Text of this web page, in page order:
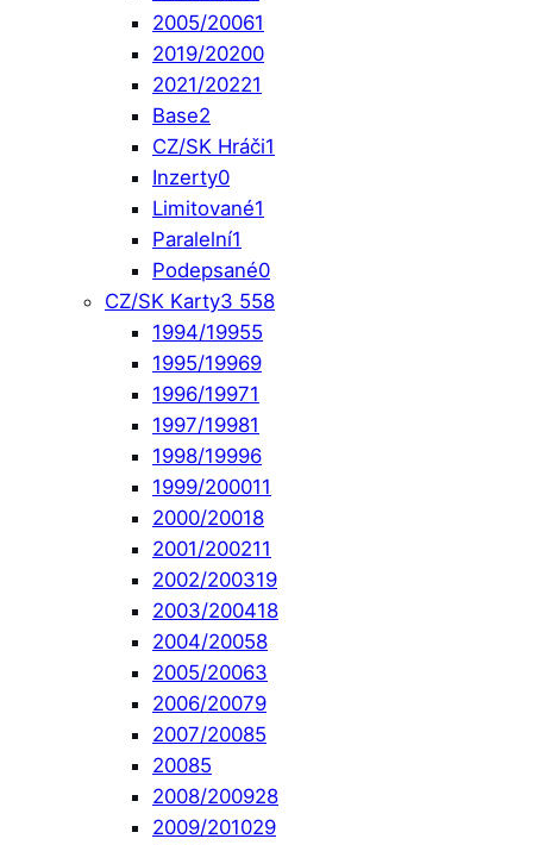
2005/20061
2019/20200
2021/20221
Base2
CZ/SK Hráči1
Inzerty0
Limitované1
Paralelní1
Podepsané0
CZ/SK Karty3 558
1994/19955
1995/19969
1996/19971
1997/19981
1998/19996
1999/200011
2000/20018
2001/200211
2002/200319
2003/200418
2004/20058
2005/20063
2006/20079
2007/20085
20085
2008/200928
2009/201029